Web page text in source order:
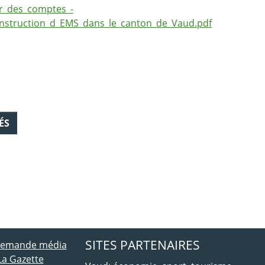
média
Gazette
SITES PARTENAIRES